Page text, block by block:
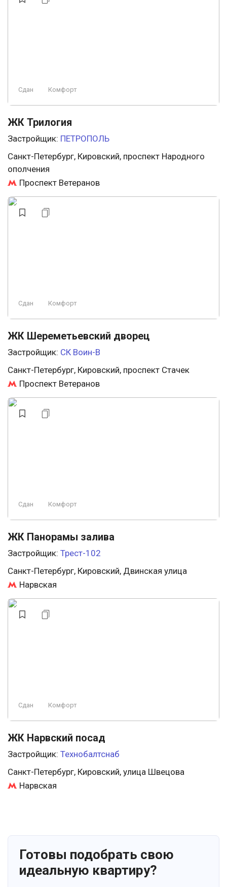
Сдан Комфорт
ЖК Трилогия
Застройщик: ПЕТРОПОЛЬ
Санкт-Петербург, Кировский, проспект Народного
ополчения
Проспект Ветеранов
Сдан Комфорт
ЖК Шереметьевский дворец
Застройщик: СК Воин-В
Санкт-Петербург, Кировский, проспект Стачек
Проспект Ветеранов
Сдан Комфорт
ЖК Панорамы залива
Застройщик: Трест-102
Санкт-Петербург, Кировский, Двинская улица
Нарвская
Сдан Комфорт
ЖК Нарвский посад
Застройщик: Технобалтснаб
Санкт-Петербург, Кировский, улица Швецова
Нарвская
Готовы подобрать свою
идеальную квартиру?